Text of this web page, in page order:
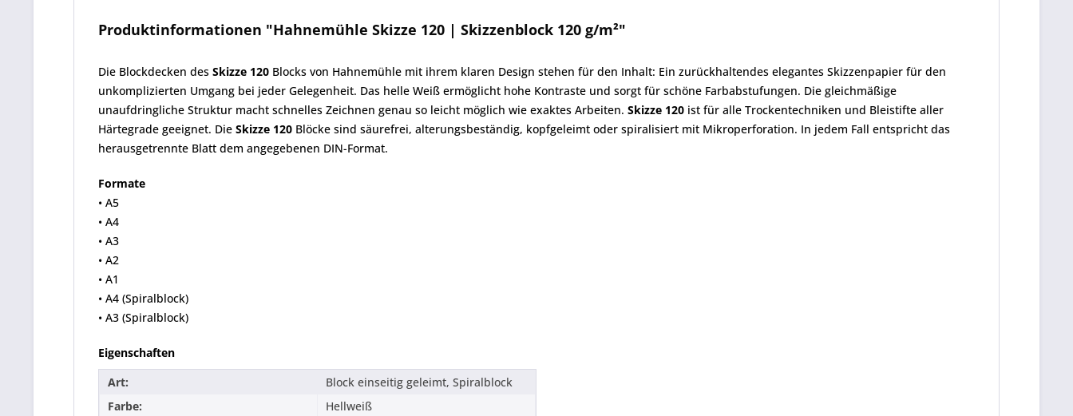
Produktinformationen "Hahnemühle Skizze 120 | Skizzenblock 120 g/m²"
Die Blockdecken des Skizze 120 Blocks von Hahnemühle mit ihrem klaren Design stehen für den Inhalt: Ein zurückhaltendes elegantes Skizzenpapier für den
unkomplizierten Umgang bei jeder Gelegenheit. Das helle Weiß ermöglicht hohe Kontraste und sorgt für schöne Farbabstufungen. Die gleichmäßige
unaufdringliche Struktur macht schnelles Zeichnen genau so leicht möglich wie exaktes Arbeiten. Skizze 120 ist für alle Trockentechniken und Bleistifte aller
Härtegrade geeignet. Die Skizze 120 Blöcke sind säurefrei, alterungsbeständig, kopfgeleimt oder spiralisiert mit Mikroperforation. In jedem Fall entspricht das
herausgetrennte Blatt dem angegebenen DIN-Format.
Formate
• A5
• A4
• A3
• A2
• A1
• A4 (Spiralblock)
• A3 (Spiralblock)
Eigenschaften
Art:
Block einseitig geleimt, Spiralblock
Farbe:
Hellweiß